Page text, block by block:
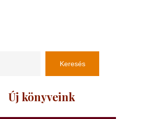
Keresés
Új könyveink